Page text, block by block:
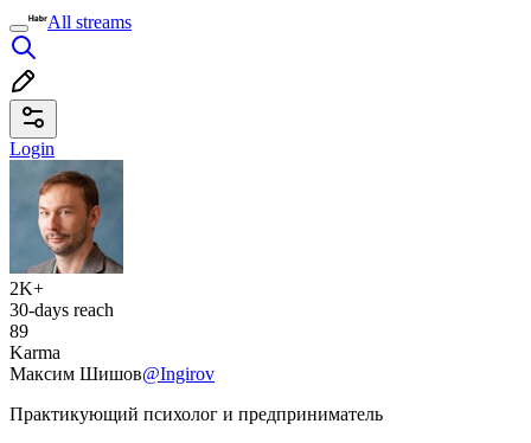
All streams
Login
2K+
30-days reach
89
Karma
Максим Шишов@Ingirov
Практикующий психолог и предприниматель